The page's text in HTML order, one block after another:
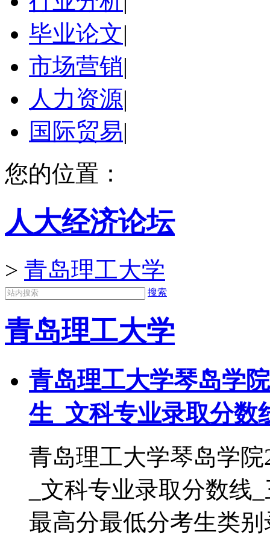
毕业论文|
市场营销|
人力资源|
国际贸易|
您的位置：
人大经济论坛
> 青岛理工大学
搜索
青岛理工大学
青岛理工大学琴岛学
生_文科专业录取分数
青岛理工大学琴岛学
_文科专业录取分数
最高分最低分考生类